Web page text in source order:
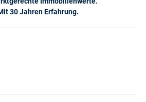
30 Jahren Erfahrung.